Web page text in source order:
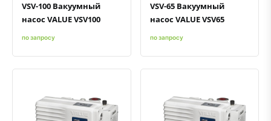
VSV-100 Вакуумный
насос VALUE VSV100
по запросу
VSV-65 Вакуумный
насос VALUE VSV65
по запросу